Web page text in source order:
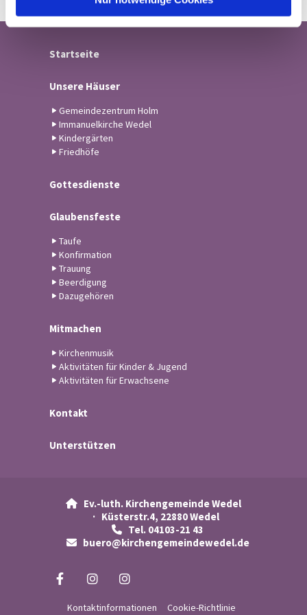
Startseite
Unsere Häuser
Gemeindezentrum Holm
Immanuelkirche Wedel
Kindergärten
Friedhöfe
Gottesdienste
Glaubensfeste
Taufe
Konfirmation
Trauung
Beerdigung
Dazugehören
Mitmachen
Kirchenmusik
Aktivitäten für Kinder & Jugend
Aktivitäten für Erwachsene
Kontakt
Unterstützen

Ev.-luth. Kirchengemeinde Wedel
· Küsterstr.4, 22880 Wedel
 Tel. 04103-21 43
buero@kirchengemeindewedel.de
Kontaktinformationen Cookie-Richtlinie